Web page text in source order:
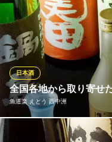
九州のお酒から全国選り
まる家
和風居酒屋
地下鉄天神駅 徒歩10分
福岡県福岡市中央区西中洲1-18
全国各地から取り寄せ
魚道楽 えとう 西中洲
日本酒
地元九州の地酒を中心に